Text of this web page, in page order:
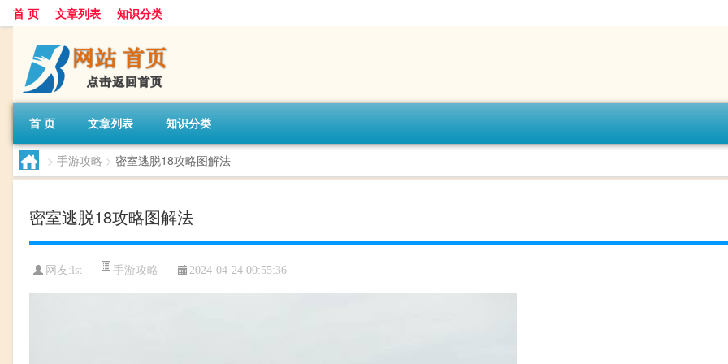
首 页 文章列表 知识分类
首 页 文章列表 知识分类
> 手游攻略 > 密室逃脱18攻略图解法
密室逃脱18攻略图解法
网友: lst 手游攻略 2024-04-24 00:55:36